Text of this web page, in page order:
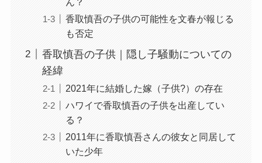
香取慎吾の子供の可能性を文春が報じる
も否定
香取慎吾の子供｜隠し子騒動についての
経緯
2021年に結婚した嫁（子供?）の存在
ハワイで香取慎吾の子供を出産してい
る？
2011年に香取慎吾さんの彼女と同居して
いた少年